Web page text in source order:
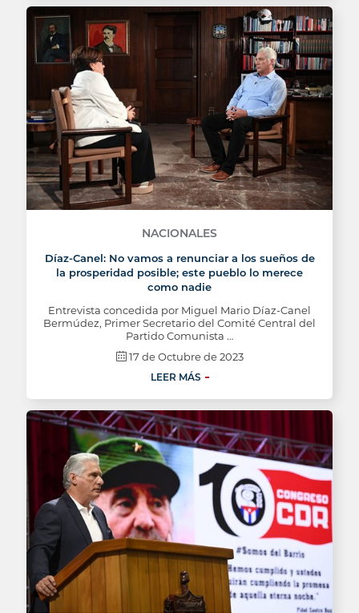
NACIONALES
Díaz-Canel: No vamos a renunciar a los sueños de
la prosperidad posible; este pueblo lo merece
como nadie
Entrevista concedida por Miguel Mario Díaz-Canel
Bermúdez, Primer Secretario del Comité Central del
Partido Comunista …
17 de Octubre de 2023
LEER MÁS